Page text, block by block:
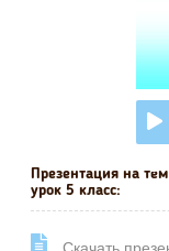
Презентация на
урок 5 класс:
Cкачать